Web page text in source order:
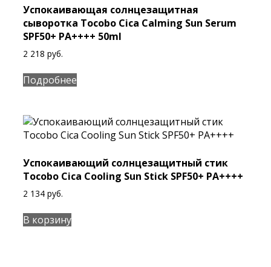
Успокаивающая солнцезащитная
сыворотка Tocobo Cica Calming Sun Serum
SPF50+ PA++++ 50ml
2 218 руб.
Подробнее
Успокаивающий солнцезащитный стик
Tocobo Cica Cooling Sun Stick SPF50+ PA++++
2 134 руб.
В корзину